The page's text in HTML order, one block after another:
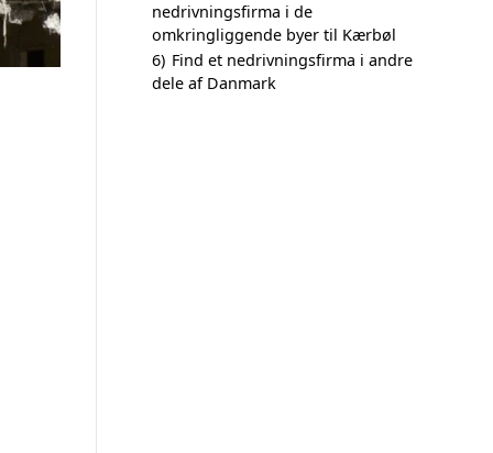
nedrivningsfirma i de
omkringliggende byer til Kærbøl
6) Find et nedrivningsfirma i andre
dele af Danmark